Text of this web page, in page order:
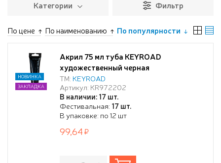
Категории Фильтр
По цене По наименованию По популярности
Акрил 75 мл туба KEYROAD
художественный черная
ТМ: KEYROAD
Артикул: KR972202
В наличии: 17 шт.
Фестивальная: 17 шт.
В упаковке: по 12 шт
НОВИНКА
ЗАКЛАДКА
99,64